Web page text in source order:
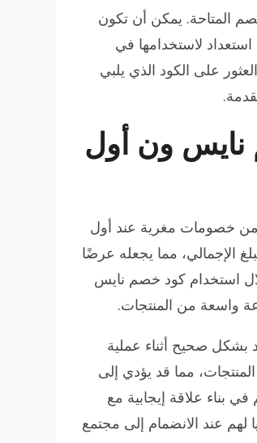
المتاحة. يمكن أن تكون
لاستخدامها في
على الكود الذي يلبي
نايس ون أول
من خصومات مغرية عند أول
الإجمالي، مما يجعله عرضًا
استخدام كود خصم نايس
واسعة من المنتجات.
بشكل صحيح أثناء عملية
مما قد يؤدي إلى
بناء علاقة إيجابية مع
لهم عند الانضمام إلى مجتمع